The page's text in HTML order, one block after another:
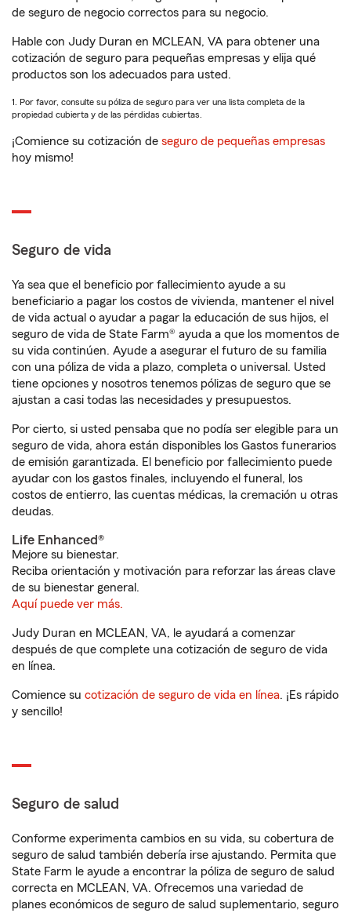
de seguro de negocio correctos para su negocio.
Hable con Judy Duran en MCLEAN, VA para obtener una
cotización de seguro para pequeñas empresas y elija qué
productos son los adecuados para usted.
1. Por favor, consulte su póliza de seguro para ver una lista completa de la
propiedad cubierta y de las pérdidas cubiertas.
¡Comience su cotización de seguro de pequeñas empresas
hoy mismo!
Seguro de vida
Ya sea que el beneficio por fallecimiento ayude a su
beneficiario a pagar los costos de vivienda, mantener el nivel
de vida actual o ayudar a pagar la educación de sus hijos, el
seguro de vida de State Farm® ayuda a que los momentos de
su vida continúen. Ayude a asegurar el futuro de su familia
con una póliza de vida a plazo, completa o universal. Usted
tiene opciones y nosotros tenemos pólizas de seguro que se
ajustan a casi todas las necesidades y presupuestos.
Por cierto, si usted pensaba que no podía ser elegible para un
seguro de vida, ahora están disponibles los Gastos funerarios
de emisión garantizada. El beneficio por fallecimiento puede
ayudar con los gastos finales, incluyendo el funeral, los
costos de entierro, las cuentas médicas, la cremación u otras
deudas.
Life Enhanced®
Mejore su bienestar.
Reciba orientación y motivación para reforzar las áreas clave
de su bienestar general.
Aquí puede ver más.
Judy Duran en MCLEAN, VA, le ayudará a comenzar
después de que complete una cotización de seguro de vida
en línea.
Comience su cotización de seguro de vida en línea. ¡Es rápido
y sencillo!
Seguro de salud
Conforme experimenta cambios en su vida, su cobertura de
seguro de salud también debería irse ajustando. Permita que
State Farm le ayude a encontrar la póliza de seguro de salud
correcta en MCLEAN, VA. Ofrecemos una variedad de
planes económicos de seguro de salud suplementario, seguro